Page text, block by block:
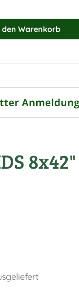
den Warenkorb
8x42"